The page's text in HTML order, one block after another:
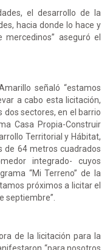
el desarrollo de la
hacia donde lo hace y
aseguró el
señaló “estamos
a cabo esta licitación,
dos sectores, en el barrio
Casa Propia-Construir
Territorial y Hábitat,
de 64 metros cuadrados
integrado- cuyos
“Mi Terreno” de la
próximos a licitar el
septiembre”.
de la licitación para la
“para nosotros